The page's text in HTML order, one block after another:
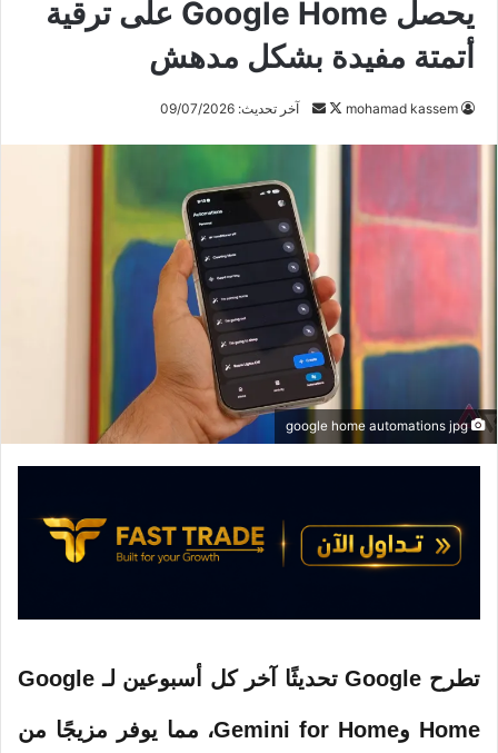
يحصل Google Home على ترقية
أتمتة مفيدة بشكل مدهش
mohamad kassem
ت
ى
X
ر
ي
د
ا
إ
ل
ك
ت
ا
آخر تحديث: 09/07/2026
google home automations jpg
تطرح Google تحديثًا آخر كل أسبوعين لـ Google
Home وGemini for Home، مما يوفر مزيجًا من